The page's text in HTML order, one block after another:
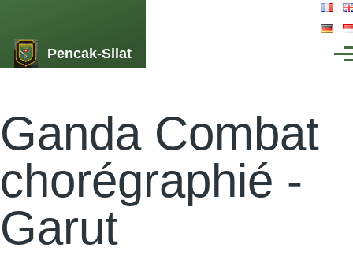
Pencak-Silat
Ganda Combat
chorégraphié -
Garut